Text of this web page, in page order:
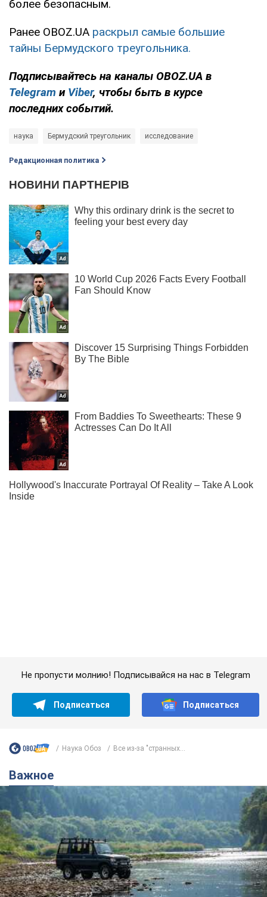
более безопасным.
Ранее OBOZ.UA раскрыл самые большие
тайны Бермудского треугольника.
Подписывайтесь на каналы OBOZ.UA в
Telegram и Viber, чтобы быть в курсе
последних событий.
наука Бермудский треугольник исследование
Редакционная политика
Значительные штрафы и специальные
полигоны: как проблему джипинга решают за
границей
Украине не помешает взять пример со стран Европы
8.08.2026 05:10 1,8 т.
В Прикарпатье после аномальной
жары прошел сильный ливень: